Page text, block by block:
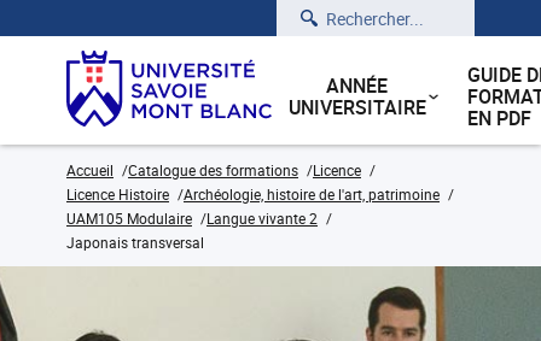
Rechercher
ANNÉE
UNIVERSITAIRE
GUIDE
EN PDF
Accueil Catalogue des formations
Licence
Licence Histoire
Archéologie, histoire de l'art, patrimoine
UAM105 Modulaire
Langue vivante 2
Japonais transversal